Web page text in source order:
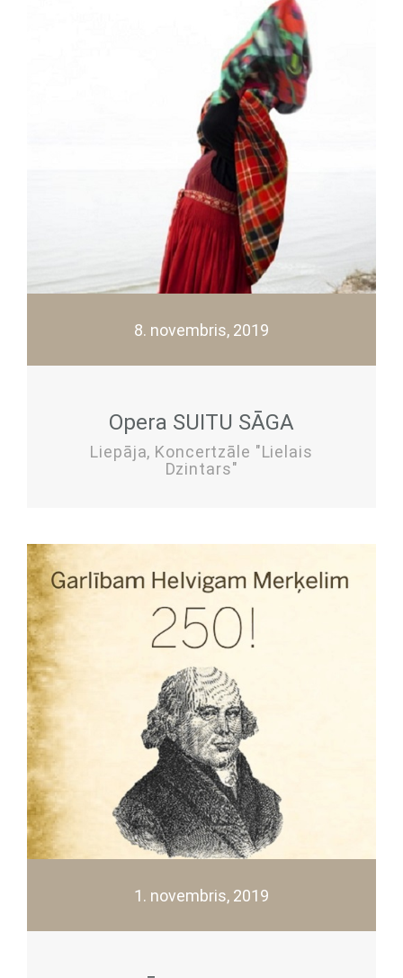
8. novembris, 2019
Opera SUITU SĀGA
Liepāja, Koncertzāle "Lielais
Dzintars"
1. novembris, 2019